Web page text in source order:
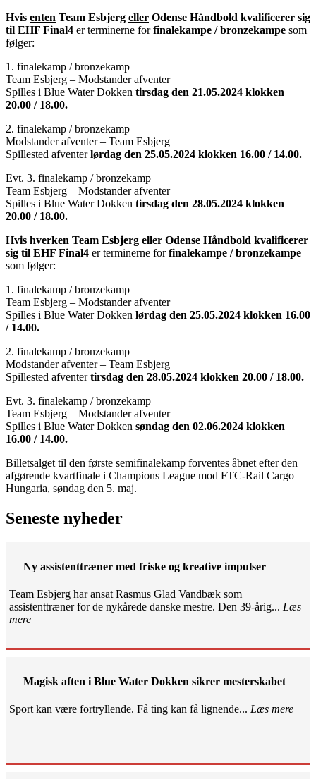
Hvis enten Team Esbjerg eller Odense Håndbold kvalificerer sig
til EHF Final4 er terminerne forfinalekampe / bronzekampe som
følger:
1. finalekamp / bronzekamp
Team Esbjerg – Modstander afventer
Spilles i Blue Water Dokken tirsdag den 21.05.2024 klokken
20.00 / 18.00.
2. finalekamp / bronzekamp
Modstander afventer – Team Esbjerg
Spillested afventerlørdag den 25.05.2024 klokken 16.00 / 14.00.
Evt. 3. finalekamp / bronzekamp
Team Esbjerg – Modstander afventer
Spilles i Blue Water Dokken tirsdag den 28.05.2024 klokken
20.00 / 18.00.
Hvis hverken Team Esbjerg eller Odense Håndbold kvalificerer
sig til EHF Final4 er terminerne forfinalekampe / bronzekampe
som følger:
1. finalekamp / bronzekamp
Team Esbjerg – Modstander afventer
Spilles i Blue Water Dokken lørdag den 25.05.2024 klokken 16.00
/ 14.00.
2. finalekamp / bronzekamp
Modstander afventer – Team Esbjerg
Spillested afventertirsdag den 28.05.2024 klokken 20.00 / 18.00.
Evt. 3. finalekamp / bronzekamp
Team Esbjerg – Modstander afventer
Spilles i Blue Water Dokken søndag den 02.06.2024 klokken
16.00 / 14.00.
Billetsalget til den første semifinalekamp forventes åbnet efter den
afgørende kvartfinale i Champions League mod FTC-Rail Cargo
Hungaria, søndag den 5. maj.
Seneste nyheder
Ny assistenttræner med friske og kreative impulser
Team Esbjerg har ansat Rasmus Glad Vandbæk som
assistenttræner for de nykårede danske mestre. Den 39-årig... Læs
mere
Magisk aften i Blue Water Dokken sikrer mesterskabet
Sport kan være fortryllende. Få ting kan få lignende... Læs mere